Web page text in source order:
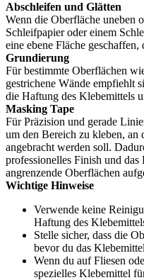
Abschleifen und Glätten
Wenn die Oberfläche uneben
Schleifpapier oder einem
eine ebene Fläche
Grundierung
Für bestimmte Oberflächen
gestrichene Wände empfiehlt
die Haftung des Klebemittels
Masking Tape
Für Präzision und gerade
um den Bereich zu kleben, an
angebracht werden soll.
professionelles Finish und
angrenzende Oberflächen
Wichtige Hinweise
Verwende keine
Haftung des
Stelle sicher, dass die
bevor du das
Wenn du auf Fliesen
spezielles Klebemittel